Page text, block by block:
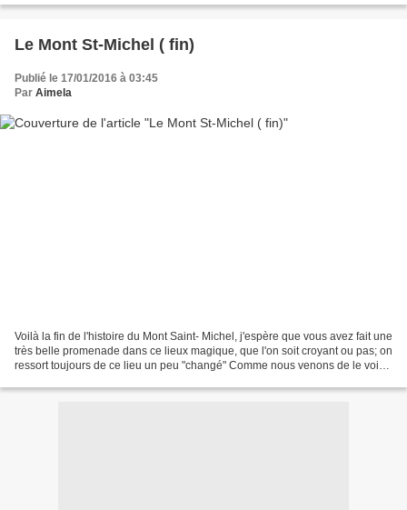
Le Mont St-Michel ( fin)
Publié le 17/01/2016 à 03:45
Par Aimela
Voilà la fin de l'histoire du Mont Saint- Michel, j'espère que vous avez fait une
très belle promenade dans ce lieux magique, que l'on soit croyant ou pas; on
ressort toujours de ce lieu un peu "changé" Comme nous venons de le voir